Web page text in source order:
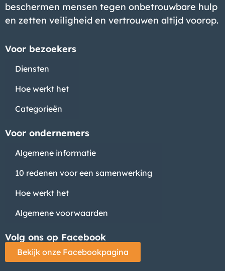
beschermen mensen tegen onbetrouwbare hulp
en zetten veiligheid en vertrouwen altijd voorop.
Voor bezoekers
Diensten
Hoe werkt het
Categorieën
Voor ondernemers
Algemene informatie
10 redenen voor een samenwerking
Hoe werkt het
Algemene voorwaarden
Volg ons op Facebook
Bekijk onze Facebookpagina